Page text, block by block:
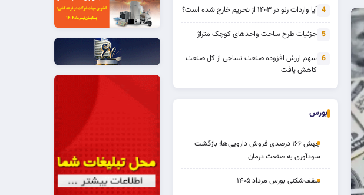
4 آیا واردات رنو در ۱۴۰۳ از تحریم خارج شده است؟
5 جزئیات طرح ساخت واحدهای کوچک متراژ
6 سهم ارزش افزوده صنعت نساجی از کل صنعت
کاهش یافت
بورس
جهش ۱۶۶ درصدی فروش دارویی‌ها؛ بازگشت
سودآوری به صنعت درمان
سقف‌شکنی بورس مرداد ۱۴۰۵